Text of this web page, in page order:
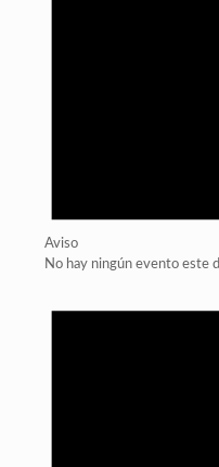
Aviso
No hay ningún evento este